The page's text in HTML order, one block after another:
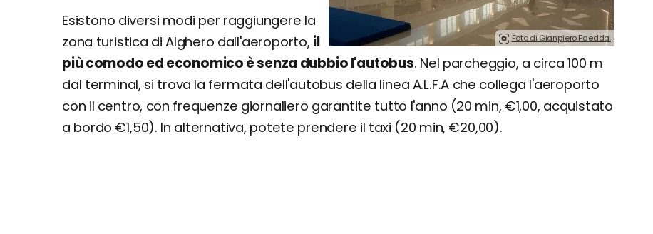
Foto di Gianpiero Faedda.
Esistono diversi modi per raggiungere la
zona turistica di Alghero dall'aeroporto, il
più comodo ed economico è senza dubbio l'autobus. Nel parcheggio, a circa 100 m
dal terminal, si trova la fermata dell'autobus della linea A.L.F.A che collega l'aeroporto
con il centro, con frequenze giornaliero garantite tutto l'anno (20 min, €1,00, acquistato
a bordo €1,50). In alternativa, potete prendere il taxi (20 min, €20,00).